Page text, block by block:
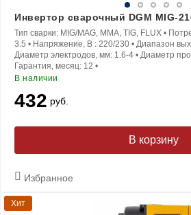
Инвертор сварочный DGM MIG-
Тип сварки: MIG/MAG, MMA, TIG, FLUX •
3.5 • Напряжение, В : 220/230 • Диапазон
Диаметр электродов, мм: 1.6-4 • Диаметр
Гарантия, месяц: 12 •
В наличии
432 руб.
В корзину
Избранное
Хит